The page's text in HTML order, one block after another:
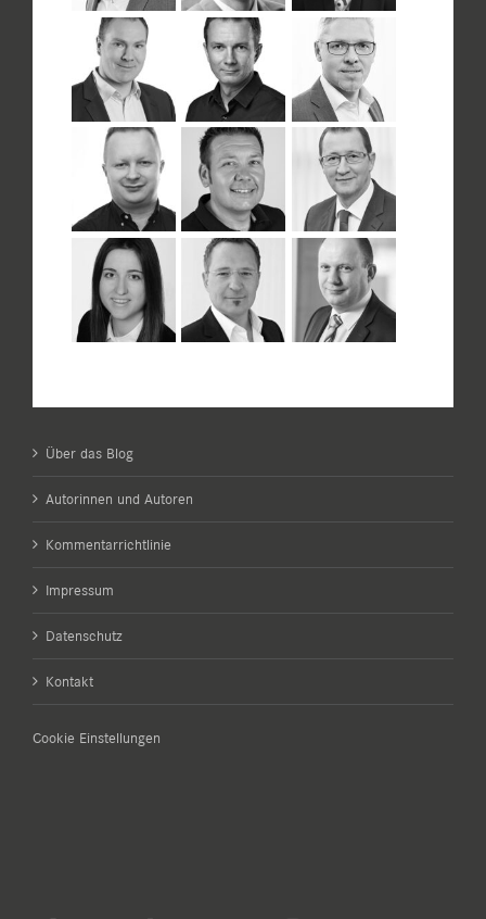
Über das Blog
Autorinnen und Autoren
Kommentarrichtlinie
Impressum
Datenschutz
Kontakt
Cookie Einstellungen